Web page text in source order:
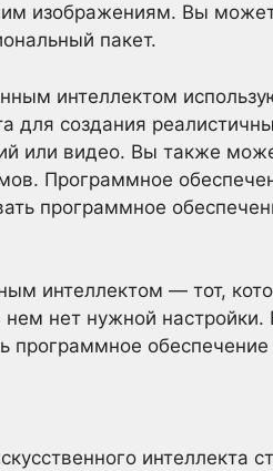
изображениям. Вы
пакет.
интеллектом
для создания
или видео. Вы также
Программное
программное
интеллектом — тот,
нет нужной
программное
интеллекта